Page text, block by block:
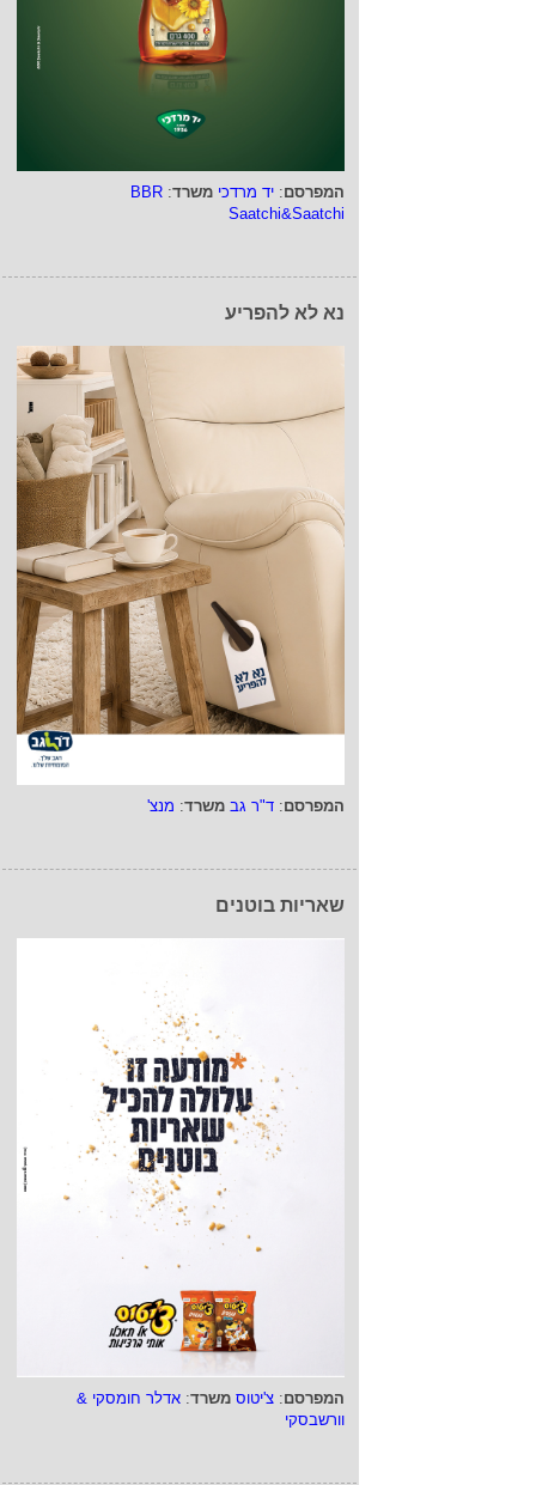
המפרסם: יד מרדכי משרד:
BBR
Saatchi&Saatchi
נא לא להפריע
המפרסם: ד"ר גב משרד: מנצ'
שאריות בוטנים
המפרסם: צ'יטוס משרד: אדלר חומסקי &
וורשבסקי